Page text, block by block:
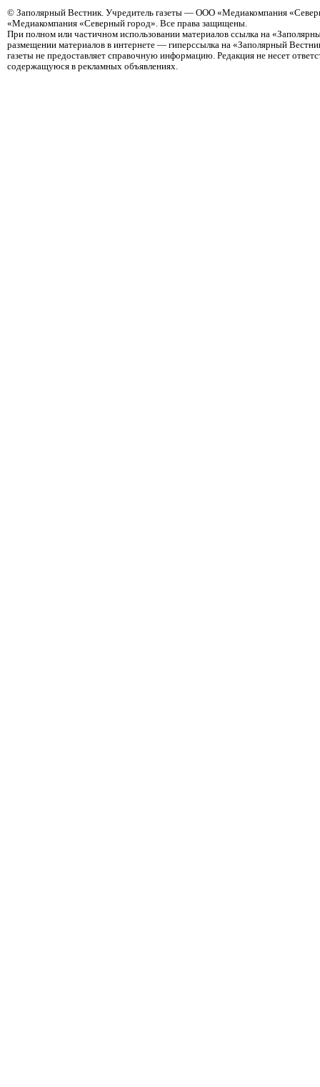
© Заполярный Вестник. Учредитель газеты — ООО «Медиакомпания
«Медиакомпания «Северный город». Все права защищены.
При полном или частичном использовании материалов ссылка на
размещении материалов в интернете — гиперссылка на «Заполярный
газеты не предоставляет справочную информацию. Редакция не несет
содержащуюся в рекламных объявлениях.